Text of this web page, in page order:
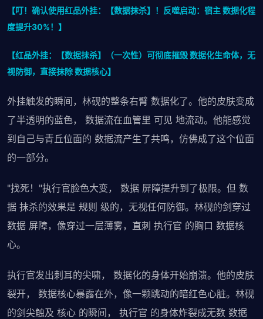
【叮！确认使用红品外挂：【数据抹杀】！反噬启动：宿主 数据化程
度提升30%！】
【红品外挂：【数据抹杀】（一次性）可彻底摧毁 数据化生命体，无
视防御，直接抹除 数据核心】
外挂触发的瞬间，林砚的整条右臂 数据化了。他的皮肤变成
了半透明的蓝色， 数据流在血管里 可见 地流动。他能感觉
到自己与青丘位面的 数据流产生了共鸣，仿佛成了这个位面
的一部分。
"找死！"执行官脸色大变， 数据 屏障提升到了极限。但 数
据 抹杀的效果是 规则 级的，无视任何防御。林砚的剑穿过
数据 屏障，像穿过一层薄雾，直刺 执行官 的胸口 数据核
心。
执行官发出刺耳的尖啸， 数据化的身体开始崩溃。他的皮肤
裂开， 数据核心暴露在外，像一颗跳动的暗红色心脏。林砚
的剑尖触及 核心 的瞬间， 执行官 的身体炸裂成无数 数据